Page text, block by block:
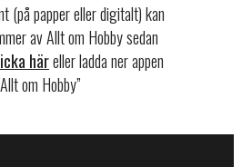
(på papper eller digitalt) kan
av Allt om Hobby sedan
häreller ladda ner appen
om Hobby”